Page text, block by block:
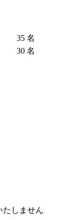
35 名
30 名
たしません